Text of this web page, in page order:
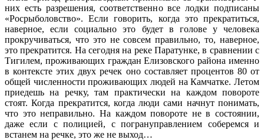
них есть разрешения, соответственно все лодки подписаны
«Росрыболовство». Если говорить, когда это прекратиться,
наверное, если социально это будет в голове у человека
прокручиваться, что это не совсем правильно, то, наверное,
это прекратится. На сегодня на реке Паратунке, в сравнении с
Тигилем, проживающих граждан Елизовского района именно
в контексте этих двух речек оно составляет процентов 80 от
общей численности проживающих людей на Камчатке. Летом
приедешь на речку, там практически на каждом повороте
стоят. Когда прекратится, когда люди сами начнут понимать,
что это неправильно. На каждом повороте не в состоянии,
даже если с полицией, с погрануправлением соберемся и
встанем на речке, это же не выход…